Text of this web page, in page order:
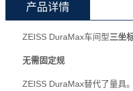
产品详情
ZEISS DuraMax车间型三坐
无需固定规
ZEISS DuraMax替代了量具。